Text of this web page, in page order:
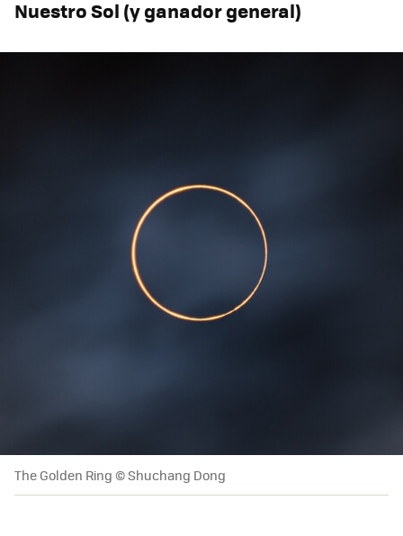
Nuestro Sol (y ganador general)
The Golden Ring © Shuchang Dong